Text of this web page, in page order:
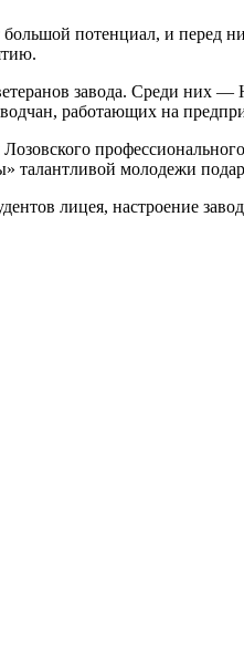
потенциал, и перед
завода. Среди них
работающих на
талантливой молодежи
лицея, настроение